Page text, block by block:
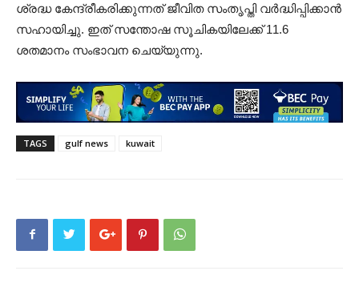
ശ്രദ്ധ കേന്ദ്രീകരിക്കുന്നത് ജീവിത സംതൃപ്തി വർദ്ധിപ്പിക്കാൻ
സഹായിച്ചു. ഇത് സന്തോഷ സൂചികയിലേക്ക് 11.6
ശതമാനം സംഭാവന ചെയ്യുന്നു.
TAGS gulf news kuwait